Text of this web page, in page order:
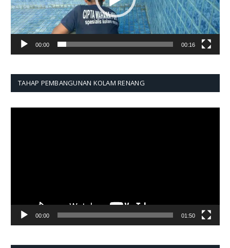
00:00 00:16
TAHAP PEMBANGUNAN KOLAM RENANG
00:00 01:50